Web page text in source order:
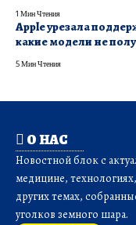
1 Мин Чтения
Apple урезала
какие модели не
5 Мин Чтения
О НАС
Новостной блок с
медицине,
других темах,
уголков земного шара.